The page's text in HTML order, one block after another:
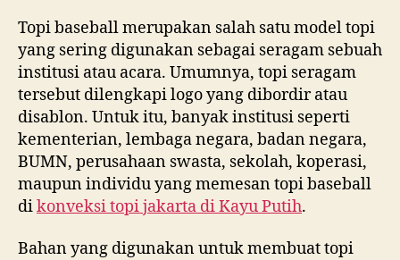
0815
995
6854
Topi baseball merupakan salah satu model topi
yang sering digunakan sebagai seragam sebuah
institusi atau acara. Umumnya, topi seragam
tersebut dilengkapi logo yang dibordir atau
disablon. Untuk itu, banyak institusi seperti
kementerian, lembaga negara, badan negara,
BUMN, perusahaan swasta, sekolah, koperasi,
maupun individu yang memesan topi baseball
dikonveksi topi jakarta diKayu Putih.
Bahan yang digunakan untuk membuat topi